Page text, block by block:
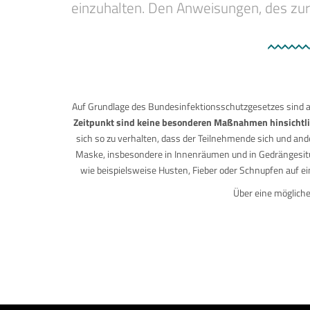
einzuhalten. Den Anweisungen, des
Auf Grundlage des Bundesinfektionsschutzgesetzes
Zeitpunkt sind keine besonderen Maßnahmen
sich so zu verhalten, dass der Teilnehmende sich und
Maske, insbesondere in Innenräumen und in
wie beispielsweise Husten, Fieber oder Schnupfen auf
Über eine